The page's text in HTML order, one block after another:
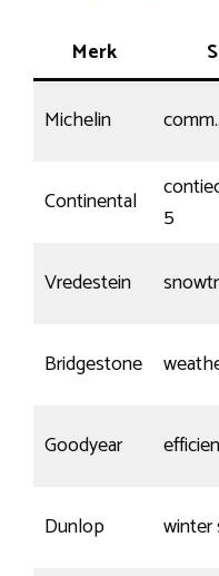
Merk
Michelin
Continental
5
Vredestein
Bridgestone
Goodyear
Dunlop